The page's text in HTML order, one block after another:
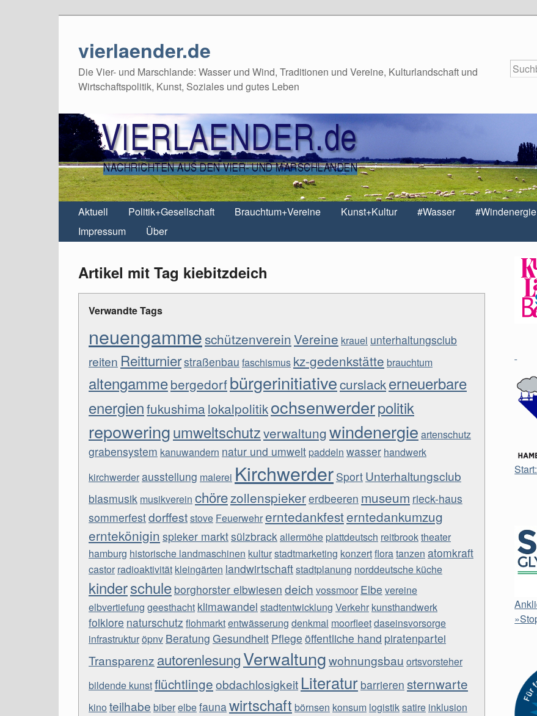
vierlaender.de
Die Vier- und Marschlande: Wasser und Wind, Traditionen und Vereine, Kulturlandschaft und
Wirtschaftspolitik, Kunst, Soziales und gutes Leben
Aktuell Politik+Gesellschaft Brauchtum+Vereine Kunst+Kultur #Wasser #Windenergie
Impressum
Über
Artikel mit Tag kiebitzdeich
Verwandte Tags
neuengamme schützenverein Vereine krauel unterhaltungsclub
reiten Reitturnierstraßenbau faschismus kz-gedenkstätte brauchtum
altengammebergedorfbürgerinitiativecurslackerneuerbare
energienfukushima lokalpolitikochsenwerderpolitik
repoweringumweltschutzverwaltungwindenergie artenschutz
grabensystem kanuwandern natur und umwelt paddeln wasser handwerk
kirchwerderausstellung malerei Kirchwerder Sport Unterhaltungsclub
blasmusik musikverein chörezollenspiekererdbeeren museum rieck-haus
sommerfestdorffeststove Feuerwehrerntedankfesterntedankumzug
erntekönigin spieker marktsülzbrackallermöhe plattdeutsch reitbrooktheater
hamburg historische landmaschinen kulturstadtmarketing konzertfloratanzen atomkraft
castor radioaktivität kleingärten landwirtschaftstadtplanung norddeutsche küche
kinderschule borghorster elbwiesen deich vossmoor Elbe vereine
elbvertiefung geesthacht klimawandel stadtentwicklung Verkehr kunsthandwerk
folklore naturschutz flohmarktentwässerung denkmal moorfleetdaseinsvorsorge
infrastrukturöpnv Beratung Gesundheit Pflege öffentliche hand piratenpartei
Transparenz autorenlesungVerwaltungwohnungsbau ortsvorsteher
bildende kunstflüchtlingeobdachlosigkeit Literatur barrieren sternwarte
kino teilhabe biberelbefaunawirtschaft börnsen konsum logistiksatire inklusion